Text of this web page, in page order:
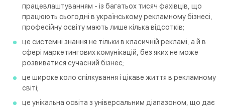
працевлаштуванням - із багатьох тисяч фахівців, що
працюють сьогодні в українському рекламному бізнесі,
професійну освіту мають лише кілька відсотків;
це системні знання не тільки в класичній рекламі, а й в
сфері маркетингових комунікацій, без яких не може
розвиватися сучасний бізнес;
це широке коло спілкування і цікаве життя в рекламному
світі;
це унікальна освіта з універсальним діапазоном, що дає